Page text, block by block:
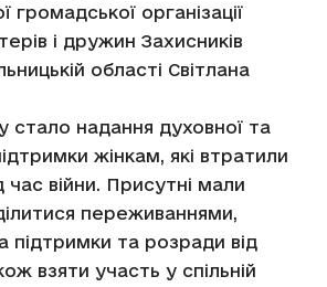
громадської організації
і дружин Захисників
області Світлана
надання духовної та
жінкам, які втратили
час війни. Присутні мали
переживаннями,
підтримки та розради від
взяти участь у спільній